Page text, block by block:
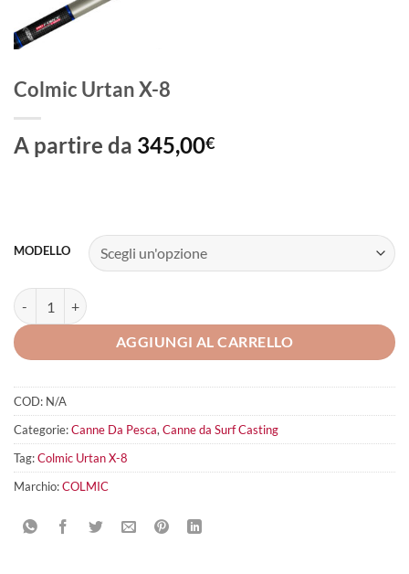
Colmic Urtan X-8
A partire da 345,00€
MODELLO
Colmic Urtan X-8 quantità
AGGIUNGI AL CARRELLO
COD: N/A
Categorie:Canne Da Pesca,Canne da Surf Casting
Tag:Colmic Urtan X-8
Marchio:COLMIC